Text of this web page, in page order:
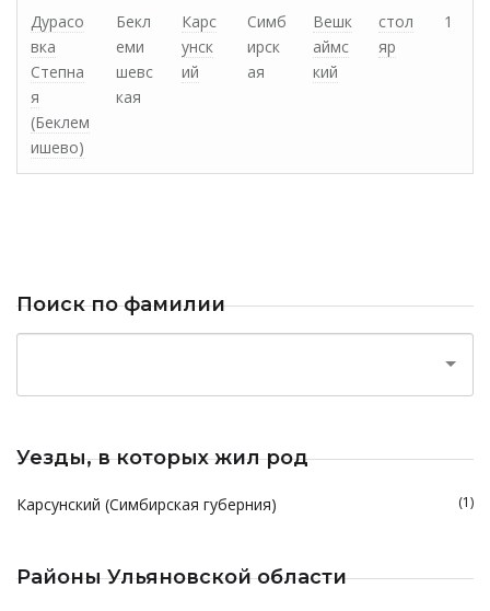
Дурасо
вка
Степна
я
(Беклем
ишево)
Бекл
еми
шевс
кая
Карс
унск
ий
Симб
ирск
ая
Вешк
аймс
кий
стол
яр
1
Поиск по фамилии
Уезды, в которых жил род
Карсунский (Симбирская губерния) (1)
Районы Ульяновской области